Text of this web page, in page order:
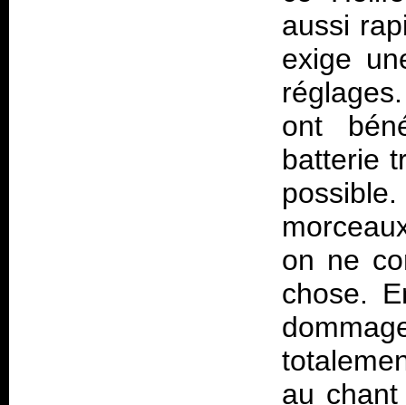
aussi
exige
ont
batterie
on ne
chose.
au